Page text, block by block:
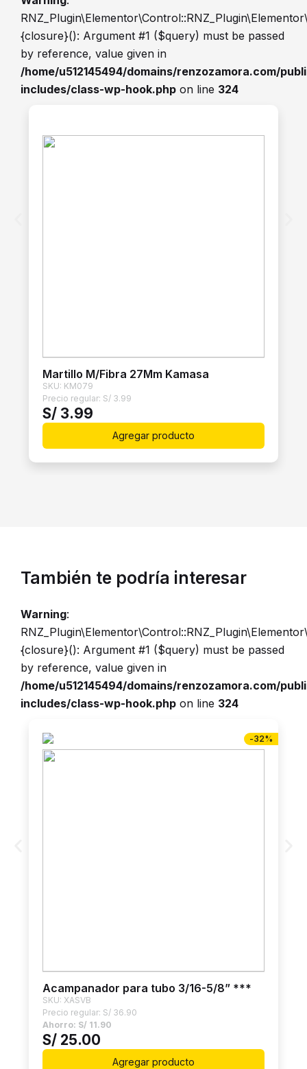
{closure}(): Argument #1 ($query) must be passed
by reference, value given in
/home/u512145494/domains/renzozamora.com/
includes/class-wp-hook.php on line 324
Martillo M/Fibra 27Mm Kamasa
SKU: KM079
Precio regular: S/ 3.99
S/ 3.99
Agregar producto
También te podría interesar
Warning:
{closure}(): Argument #1 ($query) must be passed
by reference, value given in
/home/u512145494/domains/renzozamora.com/
includes/class-wp-hook.php on line 324
-32%
Acampanador para tubo 3/16-5/8” ***
SKU: XASVB
Precio regular: S/ 36.90
Ahorro: S/ 11.90
S/ 25.00
Agregar producto